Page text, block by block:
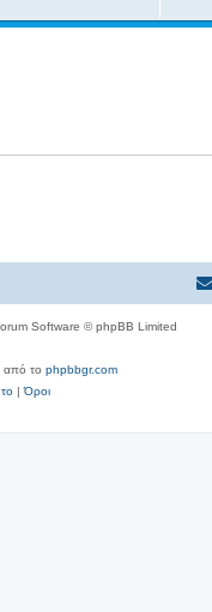
Software © phpBB Limited
από το phpbbgr.com
|Όροι